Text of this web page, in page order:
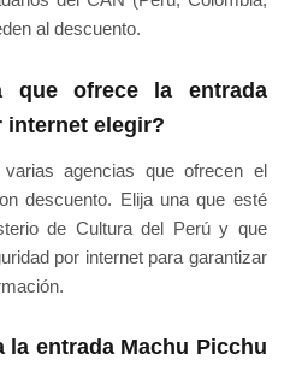
al descuento.
que ofrece la entrada
internet elegir?
agencias que ofrecen el
descuento. Elija una que esté
de Cultura del Perú y que
por internet para garantizar
la entrada Machu Picchu